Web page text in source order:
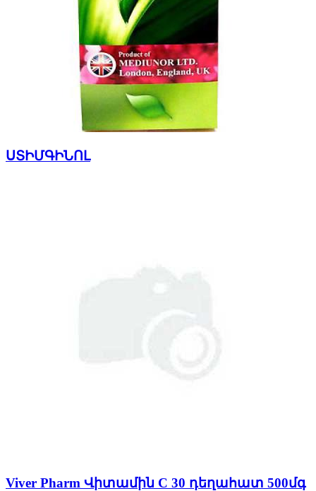
ՍՏԻՄԳԻՆՈԼ
Viver Pharm Վիտամին C 30 դեղահատ 500մգ